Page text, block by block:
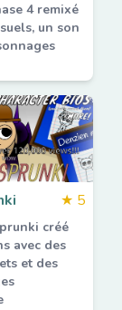
4 remixé
un son
★ 5
créé
avec des
et des